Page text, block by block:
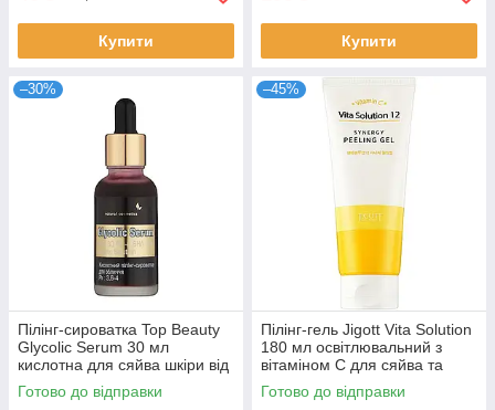
Купити Купити
–30%
Пілінг-сироватка Top Beauty
Glycolic Serum 30 мл
кислотна для сяйва шкіри від
зморшок та висипань Топ
Бьюті
Готово до відправки
–45%
Пілінг-гель Jigott Vita Solution
180 мл освітлювальний з
вітаміном С для сяйва та
очищення шкіри Джигот
Готово до відправки